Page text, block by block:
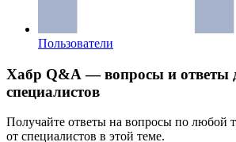
Пользователи
Хабр Q&A — вопросы и ответы
специалистов
Получайте ответы на вопросы по любой
от специалистов в этой теме.